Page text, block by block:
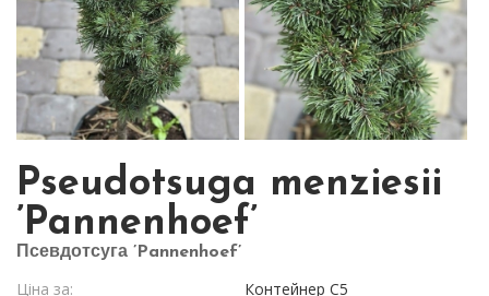
Pseudotsuga menziesii
’Pannenhoef’
Псевдотсуга ’Pannenhoef’
Ціна за:
Контейнер С5